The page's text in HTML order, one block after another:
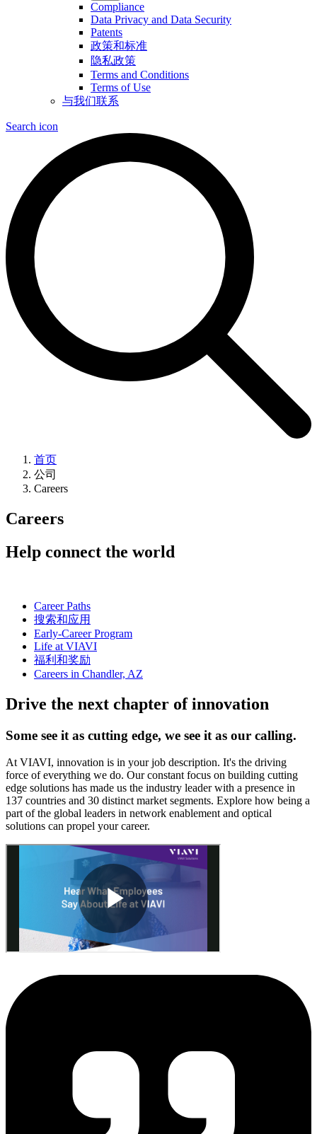
Compliance
Data Privacy and Data Security
Patents
政策和标准
隐私政策
Terms and Conditions
Terms of Use
与我们联系
Search icon
首页
公司
Careers
Careers
Help connect the world
Career Paths
搜索和应用
Early-Career Program
Life at VIAVI
福利和奖励
Careers in Chandler, AZ
Drive the next chapter of innovation
Some see it as cutting edge, we see it as our calling.
At VIAVI, innovation is in your job description. It's the driving
force of everything we do. Our constant focus on building cutting
edge solutions has made us the industry leader with a presence in
137 countries and 30 distinct market segments. Explore how being a
part of the global leaders in network enablement and optical
solutions can propel your career.